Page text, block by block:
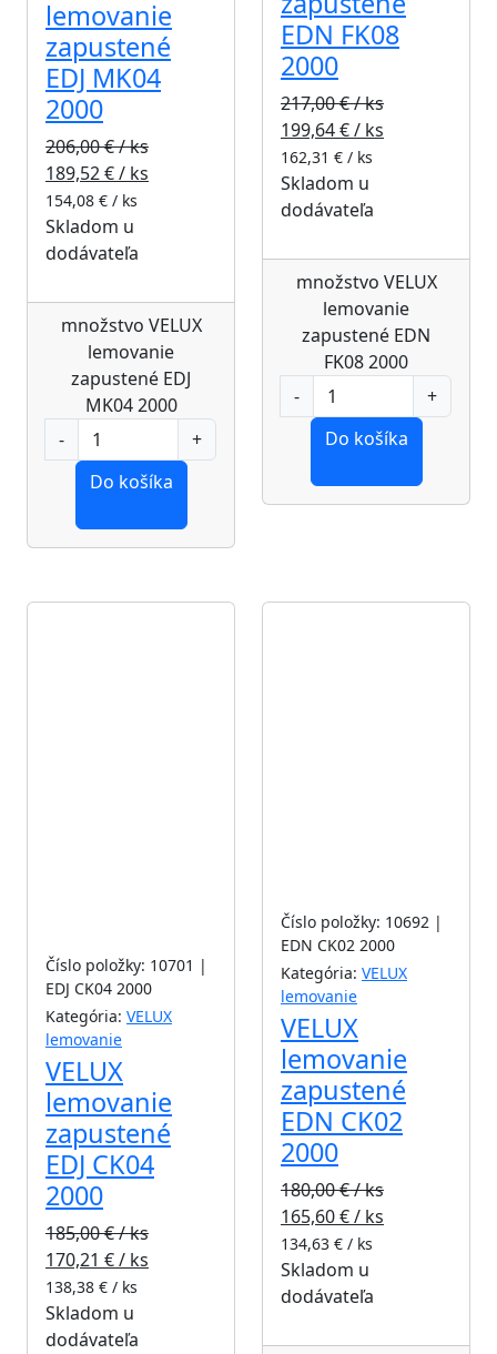
lemovanie
zapustené
EDJ MK04
2000
206,00€ / ks
189,52€ / ks
154,08 € / ks
Skladom u
dodávateľa
množstvo VELUX
lemovanie
zapustené EDJ
MK04 2000
Do košíka
EDN FK08
2000
217,00€ / ks
199,64€ / ks
162,31 € / ks
Skladom u
dodávateľa
množstvo VELUX
lemovanie
zapustené EDN
FK08 2000
Do košíka
Číslo položky: 10701 |
EDJ CK04 2000
Kategória: VELUX
lemovanie
VELUX
lemovanie
zapustené
EDJ CK04
2000
185,00€ / ks
170,21 € / ks
138,38 € / ks
Skladom u
dodávateľa
Číslo položky: 10692 |
EDN CK02 2000
Kategória: VELUX
lemovanie
VELUX
lemovanie
zapustené
EDN CK02
2000
180,00€ / ks
165,60€ / ks
134,63 € / ks
Skladom u
dodávateľa